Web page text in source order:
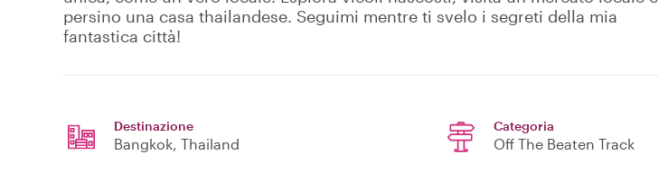
persino una casa thailandese. Seguimi mentre ti svelo i segreti della mia
fantastica città!
Destinazione
Bangkok, Thailand
Categoria
Off The Beaten Track